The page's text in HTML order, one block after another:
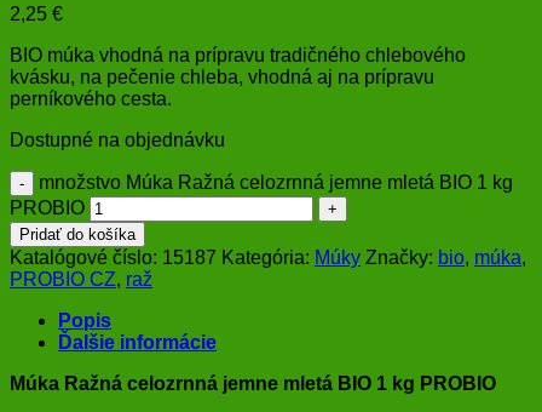
2,25 €
BIO múka vhodná na prípravu tradičného chlebového
kvásku, na pečenie chleba, vhodná aj na prípravu
perníkového cesta.
Dostupné na objednávku
množstvo Múka Ražná celozrnná jemne mletá BIO 1 kg
PROBIO
Pridať do košíka
Katalógové číslo: 15187 Kategória: Múky Značky: bio, múka,
PROBIO CZ, raž
Popis
Ďalšie informácie
Múka Ražná celozrnná jemne mletá BIO 1 kg PROBIO